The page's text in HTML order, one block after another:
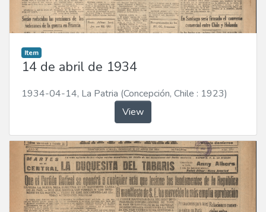
Item
14 de abril de 1934
1934-04-14, La Patria (Concepción, Chile : 1923)
View